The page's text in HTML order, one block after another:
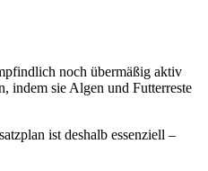
noch übermäßig aktiv
indem sie Algen und Futterreste
ist deshalb essenziell –